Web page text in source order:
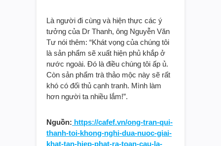
Là người đi cùng và hiện thực các ý
tưởng của Dr Thanh, ông Nguyễn Văn
Tư nói thêm: “Khát vọng của chúng tôi
là sản phẩm sẽ xuất hiện phủ khắp ở
nước ngoài. Đó là điều chúng tôi ấp ủ.
Còn sản phẩm trà thảo mộc này sẽ rất
khó có đối thủ cạnh tranh. Mình làm
hơn người ta nhiều lắm!”.
Nguồn: https://cafef.vn/ong-tran-qui-
thanh-toi-khong-nghi-dua-nuoc-giai-
khat-tan-hiep-phat-ra-toan-cau-la-